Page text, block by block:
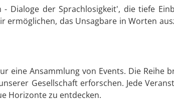
Dialoge der Sprachlosigkeit', die tiefe
ermöglichen, das Unsagbare in Worten
eine Ansammlung von Events. Die Reihe
Gesellschaft erforschen. Jede
Horizonte zu entdecken.